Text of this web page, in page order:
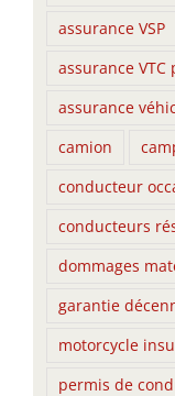
assurance VSP
assurance VTC
assurance
camion
conducteur
conducteurs
dommages
garantie
motorcycle
permis de